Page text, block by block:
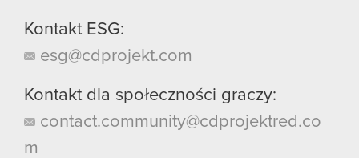
Kontakt ESG:
esg@cdprojekt.com
Kontakt dla społeczności graczy:
contact.community@cdprojektred.co
m